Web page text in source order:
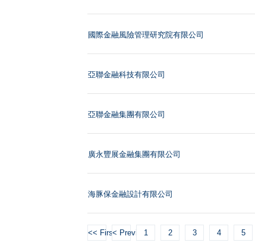
國際金融風險管理研究院有限公司
亞聯金融科技有限公司
亞聯金融集團有限公司
廣永豐展金融集團有限公司
海豚保金融設計有限公司
<< First< Previous1 2 3 4 5